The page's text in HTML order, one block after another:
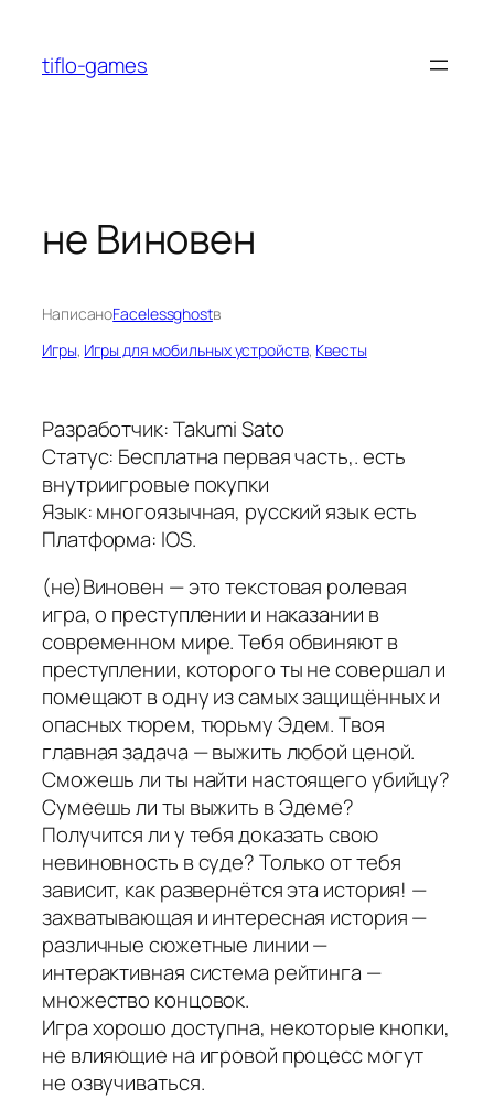
содержимому
tiflo-games
не Виновен
НаписаноFacelessghostв
Игры, Игры для мобильных устройств, Квесты
Разработчик: Takumi Sato
Статус: Бесплатна первая часть,. есть
внутриигровые покупки
Язык: многоязычная, русский язык есть
Платформа: IOS.
(не)Виновен — это текстовая ролевая
игра, о преступлении и наказании в
современном мире. Тебя обвиняют в
преступлении, которого ты не совершал и
помещают в одну из самых защищённых и
опасных тюрем, тюрьму Эдем. Твоя
главная задача — выжить любой ценой.
Сможешь ли ты найти настоящего убийцу?
Сумеешь ли ты выжить в Эдеме?
Получится ли у тебя доказать свою
невиновность в суде? Только от тебя
зависит, как развернётся эта история! —
захватывающая и интересная история —
различные сюжетные линии —
интерактивная система рейтинга —
множество концовок.
Игра хорошо доступна, некоторые кнопки,
не влияющие на игровой процесс могут
не озвучиваться.